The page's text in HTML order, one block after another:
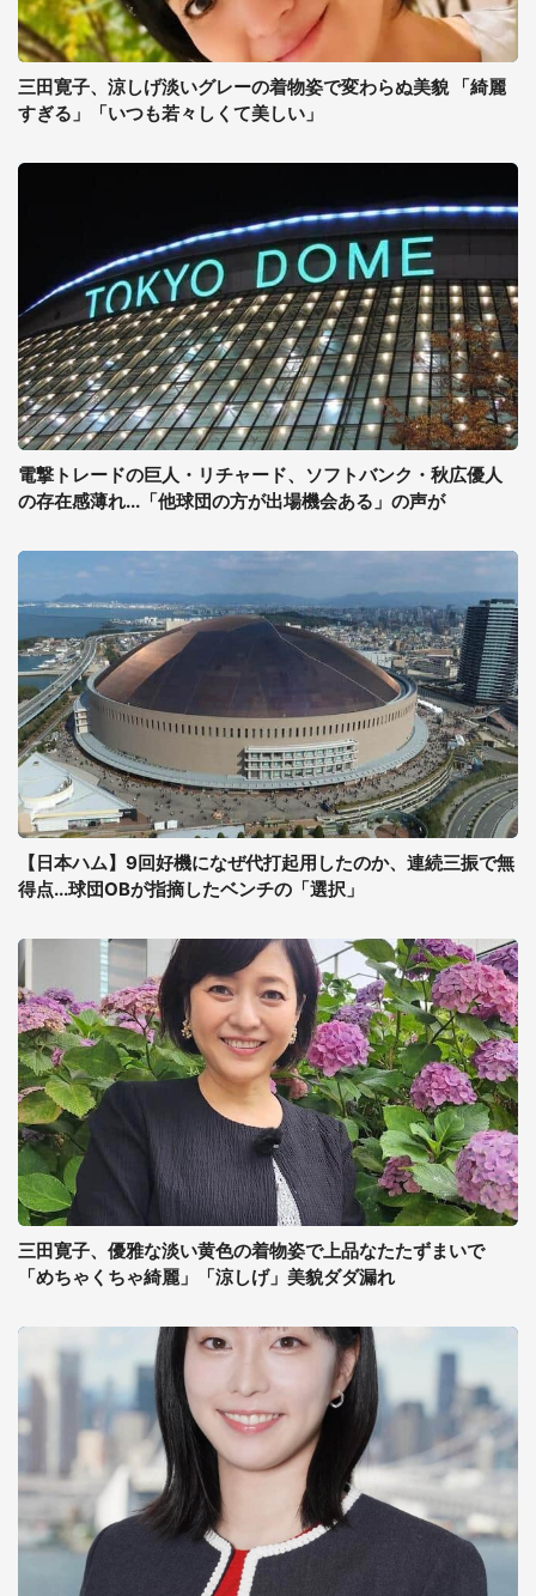
三田寛子、涼しげ淡いグレーの着物姿で変わらぬ美貌 「綺麗
すぎる」「いつも若々しくて美しい」
電撃トレードの巨人・リチャード、ソフトバンク・秋広優人
の存在感薄れ...「他球団の方が出場機会ある」の声が
【日本ハム】9回好機になぜ代打起用したのか、連続三振で無
得点...球団OBが指摘したベンチの「選択」
三田寛子、優雅な淡い黄色の着物姿で上品なたたずまいで
「めちゃくちゃ綺麗」「涼しげ」美貌ダダ漏れ